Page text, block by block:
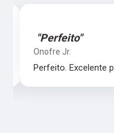
"Perfeito"
Onofre Jr.
Perfeito. Excelente
‹